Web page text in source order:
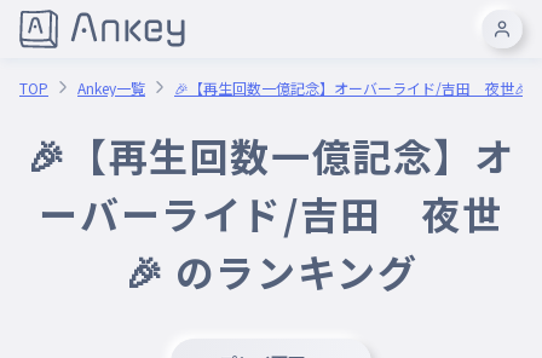
TOP Ankey一覧 🎉【再生回数一億記念】オーバーライド/吉田 夜世🎉
🎉【再生回数一億記念】オ
ーバーライド/吉田 夜世
🎉 のランキング